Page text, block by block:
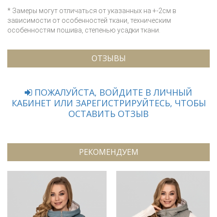
* Замеры могут отличаться от указанных на +-2см в
зависимости от особенностей ткани, техническим
особенностям пошива, степенью усадки ткани.
ОТЗЫВЫ
ПОЖАЛУЙСТА, ВОЙДИТЕ В ЛИЧНЫЙ
КАБИНЕТ ИЛИ ЗАРЕГИСТРИРУЙТЕСЬ, ЧТОБЫ
ОСТАВИТЬ ОТЗЫВ
РЕКОМЕНДУЕМ